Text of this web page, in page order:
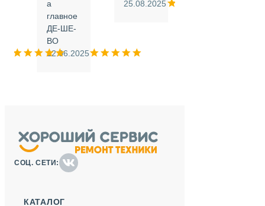
а
главное
ДЕ-ШЕ-
ВО
12.06.2025
25.08.2025
СОЦ. СЕТИ:
КАТАЛОГ